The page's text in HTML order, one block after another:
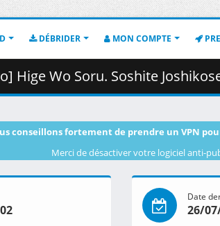
DÉBRIDER MON COMPTE
Soru. Soshite Joshikosei Wo Hirou. - 12 [Blu-
conseillons fortement de prendre un VPN
Merci de désactiver votre logiciel anti-
Date
26/